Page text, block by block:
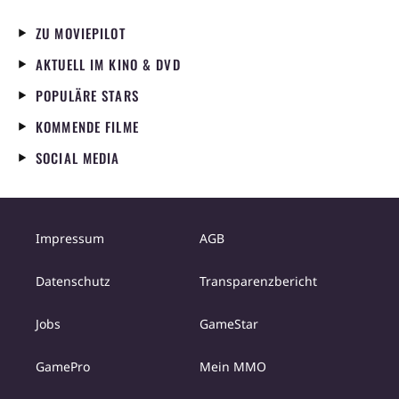
ZU MOVIEPILOT
AKTUELL IM KINO & DVD
POPULÄRE STARS
KOMMENDE FILME
SOCIAL MEDIA
Impressum AGB
Datenschutz Transparenzbericht
Jobs GameStar
GamePro Mein MMO